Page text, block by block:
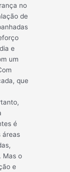
no
de
e
um
que
é
áreas
Mas o
e